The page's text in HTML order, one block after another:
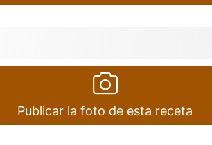
Publicar la foto de esta receta